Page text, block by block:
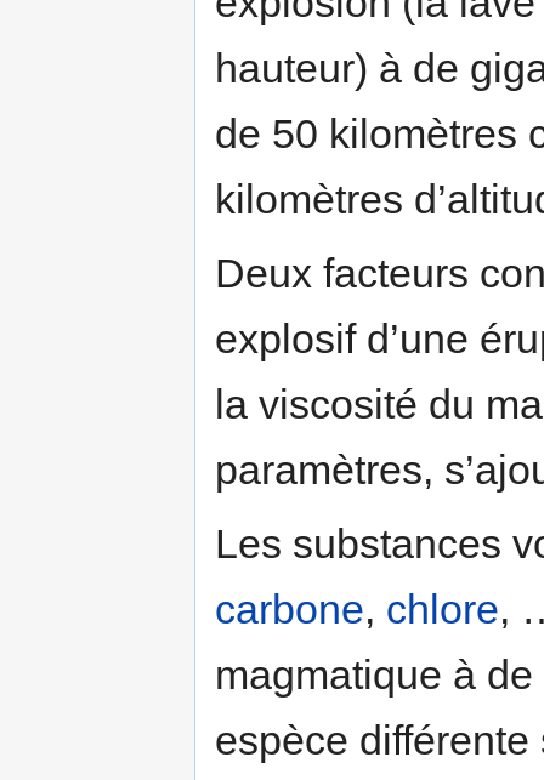
hauteur) à de
de 50 kilomètres
kilomètres
Deux facteurs
explosif d’une
la viscosité du
paramètres,
Les substances
carbone, chlore,
magmatique à
espèce